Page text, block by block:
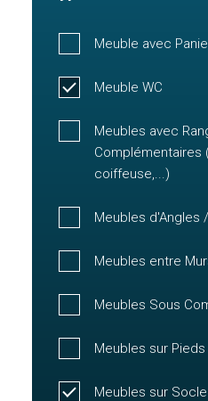
Meuble avec
Meuble WC
Meubles avec
Complémentaires
coiffeuse,...)
Meubles d'Angles
Meubles entre
Meubles Sous
Meubles sur
Meubles sur